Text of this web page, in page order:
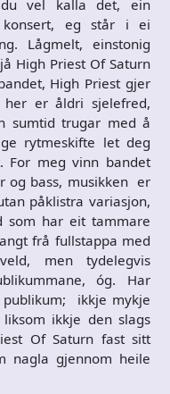
du vel kalla det, ein
konsert, eg står i ei
Lågmelt, einstonig
High Priest Of Saturn
High Priest gjer
her er åldri sjelefred,
sumtid trugar med å
rytmeskifte let deg
For meg vinn bandet
og bass, musikken er
påklistra variasjon,
som har eit tammare
frå fullstappa med
men tydelegvis
óg. Har
ikkje mykje
ikkje den slags
Of Saturn fast sitt
nagla gjennom heile